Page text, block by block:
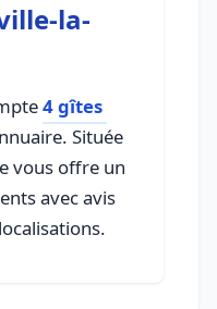
la-
4 gîtes
Située
vous offre un
avec avis